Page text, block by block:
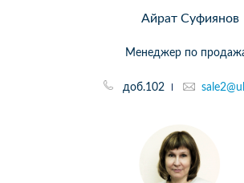
Айрат Суфиянов
Менеджер по
доб.102